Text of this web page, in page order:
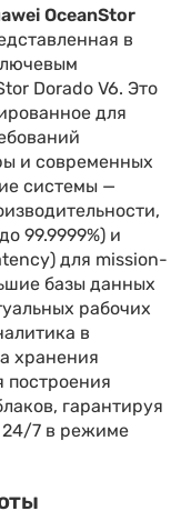
OceanStor
в
Dorado V6. Это
для
и современных
системы —
99.9999%) и
для mission-
базы данных
рабочих
в
хранения
гарантируя
24/7 в режиме